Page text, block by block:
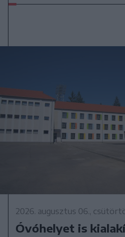
2026. augusztus 06.,
Óvóhelyet is